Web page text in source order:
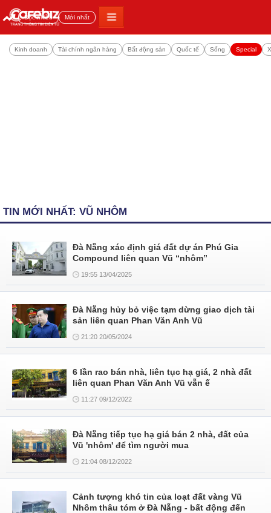
Đọc nhiều Mới nhất
Kinh doanh Tài chính ngân hàng Bất động sản Quốc tế Sống Special
TIN MỚI NHẤT: VŨ NHÔM
Đà Nẵng xác định giá đất dự án Phú Gia
Compound liên quan Vũ “nhôm”
19:55 13/04/2025
Đà Nẵng hủy bỏ việc tạm dừng giao dịch tài
sản liên quan Phan Văn Anh Vũ
21:20 20/05/2024
6 lần rao bán nhà, liên tục hạ giá, 2 nhà đất
liên quan Phan Văn Anh Vũ vẫn ế
11:27 09/12/2022
Đà Nẵng tiếp tục hạ giá bán 2 nhà, đất của
Vũ 'nhôm' để tìm người mua
21:04 08/12/2022
Cảnh tượng khó tin của loạt đất vàng Vũ
Nhôm thâu tóm ở Đà Nẵng - bất động đến